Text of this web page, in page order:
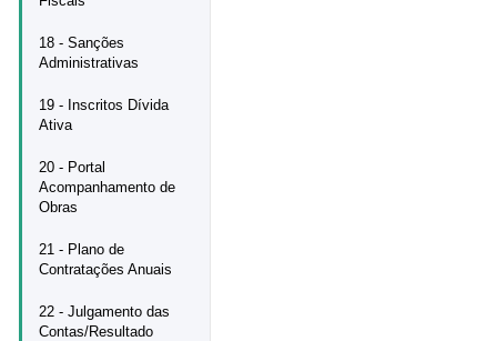
18 - Sanções
Administrativas
19 - Inscritos Dívida
Ativa
20 - Portal
Acompanhamento de
Obras
21 - Plano de
Contratações Anuais
22 - Julgamento das
Contas/Resultado